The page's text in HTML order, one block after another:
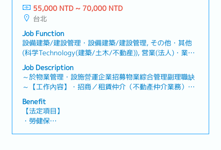
【公司福利】
・年終獎金（*視公司營運而定，過往平均1~2個月）
・人事考評（一年1次）
・三節禮金 (禮券)
・勞退提撥、員工團體保險
・每月通勤津貼 ( 上限2,000，實支實付 )
・颱風出勤津貼
・定期健康檢查（可申請公假及交通費）
・婚喪喜慶補助
55,000 NTD ~ 70,000 NTD
台北
Job Function
設備建築/建設管理・設備建築/建設管理, その他・其他
(科学Technology(建築/土木/不動産)), 営業(法人)・業務
(法人), 営業(個人)・業務(個人), その他(営業)・其他(業
務)
Job Description
～於物業管理・設施營運企業招募物業綜合管理副理職缺
～【工作內容】・招商／租賃仲介（不動產仲介業務）制
度建立・提供商辦大樓內企業承租戶日常營運需求及諮
詢・維持協力廠商履約成效及業務執行力・建築物永續維
運管理業務執行・管理團隊人員及工作，教育人員・業主
窗口,客戶之應對,跨部門溝通・支援公司其他案場・協助案
場駐點主管・新建規劃案專案協助・執行主管交辦事項
Benefit
【法定項目】
・勞健保